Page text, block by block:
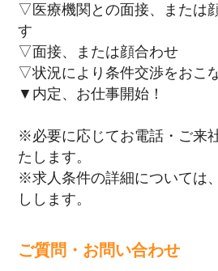
▽医療機関との面接、または
す
▽面接、または顔合わせ
▽状況により条件交渉をおこ
▼内定、お仕事開始！
※必要に応じてお電話・ご来
たします。
※求人条件の詳細については
しします。
ご質問・お問い合わせ